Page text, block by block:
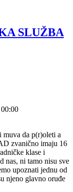
SLUŽBA
muva da p(r)oleti a
zvanično imaju 16
klase i
nas, ni tamo nisu sve
upoznati jednu od
njeno glavno oruđe